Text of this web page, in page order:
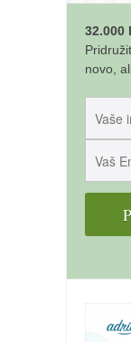
kontakt
32.000
novo,